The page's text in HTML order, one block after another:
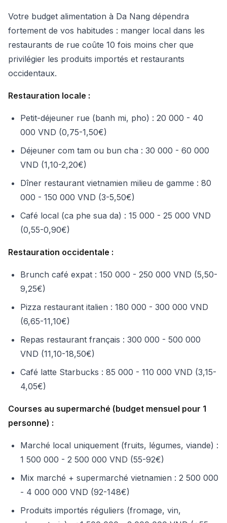
Votre budget alimentation à Da Nang dépendra
fortement de vos habitudes : manger local dans les
restaurants de rue coûte 10 fois moins cher que
privilégier les produits importés et restaurants
occidentaux.
Restauration locale :
Petit-déjeuner rue (banh mi, pho) : 20 000 - 40
000 VND (0,75-1,50€)
Déjeuner com tam ou bun cha : 30 000 - 60 000
VND (1,10-2,20€)
Dîner restaurant vietnamien milieu de gamme : 80
000 - 150 000 VND (3-5,50€)
Café local (ca phe sua da) : 15 000 - 25 000 VND
(0,55-0,90€)
Restauration occidentale :
Brunch café expat : 150 000 - 250 000 VND (5,50-
9,25€)
Pizza restaurant italien : 180 000 - 300 000 VND
(6,65-11,10€)
Repas restaurant français : 300 000 - 500 000
VND (11,10-18,50€)
Café latte Starbucks : 85 000 - 110 000 VND (3,15-
4,05€)
Courses au supermarché (budget mensuel pour 1
personne) :
Marché local uniquement (fruits, légumes, viande) :
1 500 000 - 2 500 000 VND (55-92€)
Mix marché + supermarché vietnamien : 2 500 000
- 4 000 000 VND (92-148€)
Produits importés réguliers (fromage, vin,